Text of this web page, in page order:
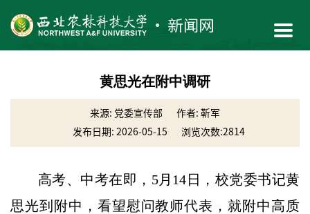
黄思光在附中调研
来源: 党委宣传部
作者: 靳军
发布日期: 2026-05-15
浏览次数:2814
高考、中考在即，5月14日，校党委书记黄
思光到附中，看望慰问教师代表，就附中高质